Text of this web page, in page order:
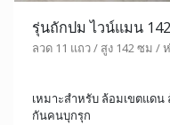
รุ่นถักปม ไวน์แมน
ลวด 11 แถว / สูง 142 ซม /
เหมาะสำหรับ ล้อมเขตแด
กันคนบุกรุก